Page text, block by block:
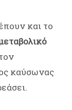
και το
καύσωνας